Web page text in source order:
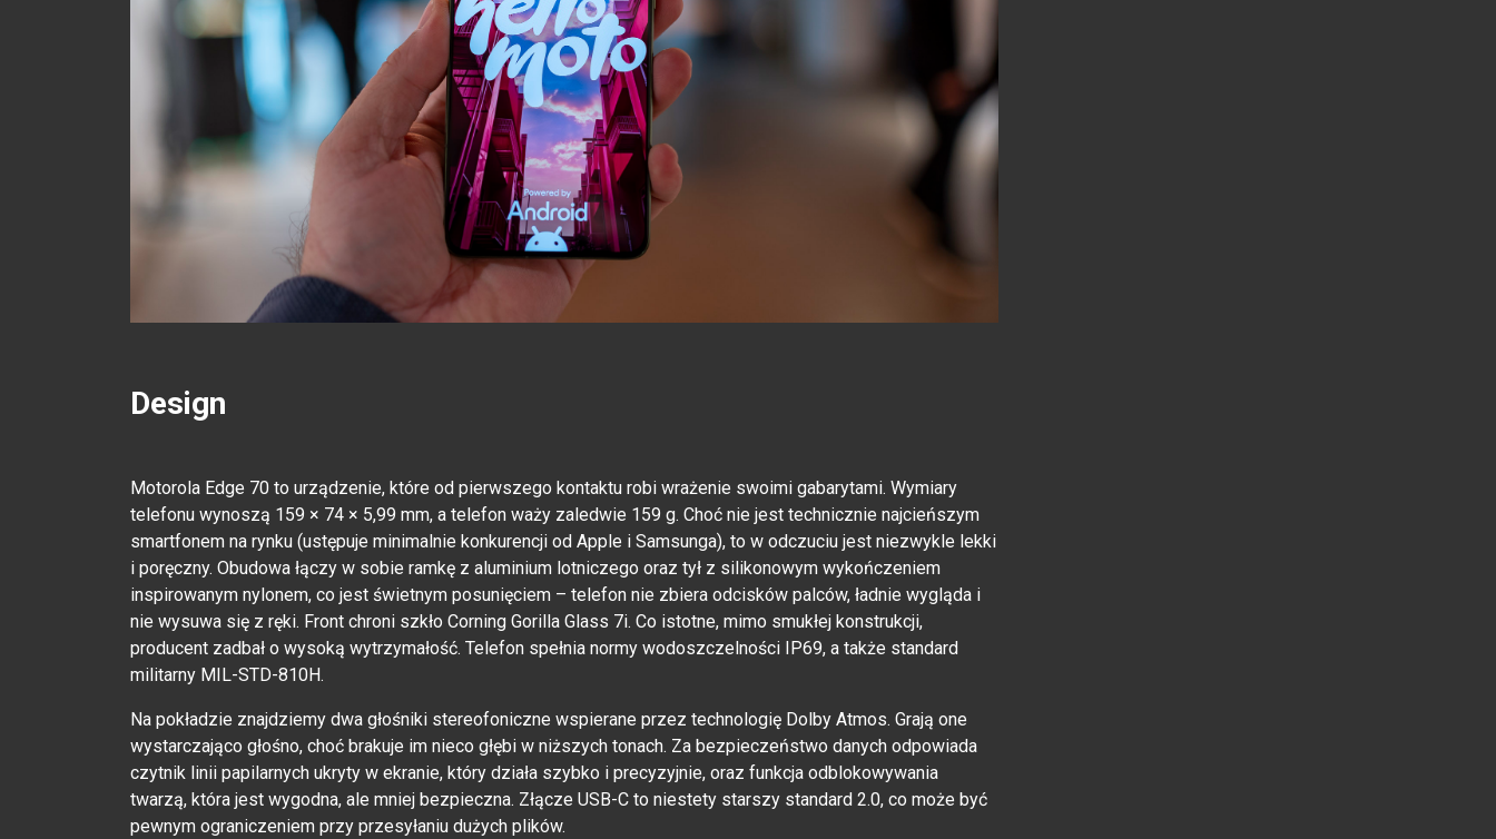
Design
Motorola Edge 70 to urządzenie, które od pierwszego kontaktu robi wrażenie swoimi gabarytami. Wymiary
telefonu wynoszą 159 × 74 × 5,99 mm, a telefon waży zaledwie 159 g. Choć nie jest technicznie najcieńszym
smartfonem na rynku (ustępuje minimalnie konkurencji od Apple i Samsunga), to w odczuciu jest niezwykle lekki
i poręczny. Obudowa łączy w sobie ramkę z aluminium lotniczego oraz tył z silikonowym wykończeniem
inspirowanym nylonem, co jest świetnym posunięciem – telefon nie zbiera odcisków palców, ładnie wygląda i
nie wysuwa się z ręki. Front chroni szkło Corning Gorilla Glass 7i. Co istotne, mimo smukłej konstrukcji,
producent zadbał o wysoką wytrzymałość. Telefon spełnia normy wodoszczelności IP69, a także standard
militarny MIL-STD-810H.
Na pokładzie znajdziemy dwa głośniki stereofoniczne wspierane przez technologię Dolby Atmos. Grają one
wystarczająco głośno, choć brakuje im nieco głębi w niższych tonach. Za bezpieczeństwo danych odpowiada
czytnik linii papilarnych ukryty w ekranie, który działa szybko i precyzyjnie, oraz funkcja odblokowywania
twarzą, która jest wygodna, ale mniej bezpieczna. Złącze USB-C to niestety starszy standard 2.0, co może być
pewnym ograniczeniem przy przesyłaniu dużych plików.